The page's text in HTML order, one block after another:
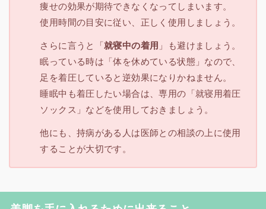
痩せの効果が期待できなくなってしまいます。
使用時間の目安に従い、正しく使用しましょう。
さらに言うと「就寝中の着用 」も避けましょう。
眠っている時は「体を休めている状態」なので、
足を着圧していると逆効果になりかねません。
睡眠中も着圧したい場合は、専用の「就寝用着圧
ソックス」などを使用しておきましょう。
他にも、持病がある人は医師との相談の上に使用
することが大切です。